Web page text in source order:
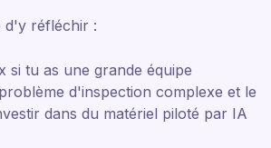
d'y réfléchir :
si tu as une grande équipe
d'inspection complexe et le
dans du matériel piloté par IA